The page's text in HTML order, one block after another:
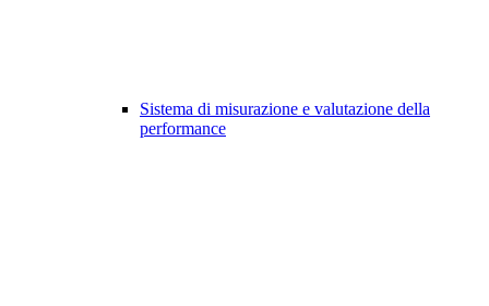
Sistema di misurazione e valutazione della
performance